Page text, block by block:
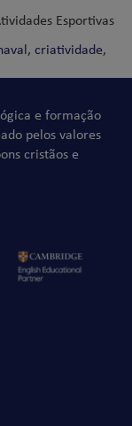
Esportivas
, criatividade,
e formação
pelos valores
cristãos e